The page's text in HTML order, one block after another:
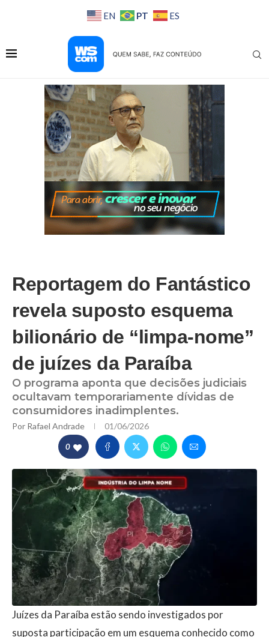
EN PT ES
Reportagem do Fantástico
revela suposto esquema
bilionário de “limpa-nome”
de juízes da Paraíba
O programa aponta que decisões judiciais
ocultavam temporariamente dívidas de
consumidores inadimplentes.
Por Rafael Andrade 01/06/2026
0
Juízes da Paraíba estão sendo investigados por
suposta participação em um esquema conhecido como